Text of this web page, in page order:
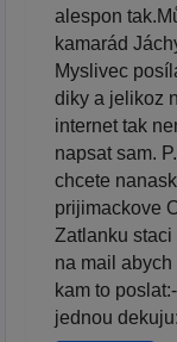
alespon
kamarád
Myslivec
diky a jelikoz
internet tak
napsat sam.
chcete
prijimackove
Zatlanku staci
na mail abych
kam to
jednou